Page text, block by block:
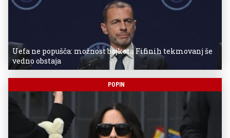
Uefa ne popušča: možnost bojkota Fifinih tekmovanj še
vedno obstaja
POPIN